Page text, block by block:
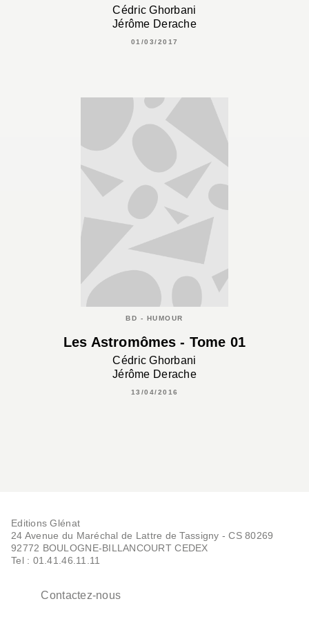
Cédric Ghorbani
Jérôme Derache
01/03/2017
BD - HUMOUR
Les Astromômes - Tome 01
Cédric Ghorbani
Jérôme Derache
13/04/2016
Editions Glénat
24 Avenue du Maréchal de Lattre de Tassigny - CS 80269
92772 BOULOGNE-BILLANCOURT CEDEX
Tel : 01.41.46.11.11
Contactez-nous